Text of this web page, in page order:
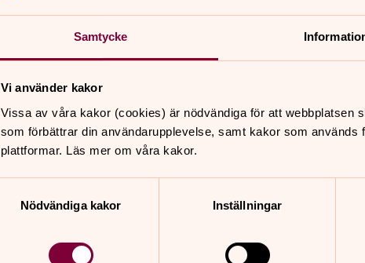
Samtycke
Vi använder kakor
Vissa av våra kakor (cookies) är nödvändiga för att
som förbättrar din användarupplevelse, samt kakor som
plattformar. Läs mer om våra kakor.
Nödvändiga kakor
Inställningar